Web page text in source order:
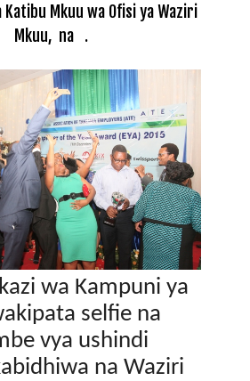
Mkuu wa Ofisi ya Waziri
Mkuu, na .
wa Kampuni ya
selfie na
vya ushindi
na Waziri